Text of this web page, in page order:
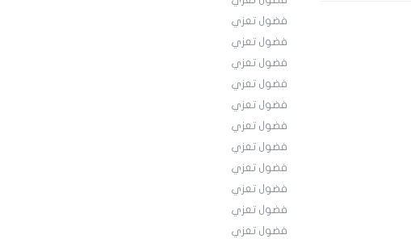
فضول تعزي
فضول تعزي
فضول تعزي
فضول تعزي
فضول تعزي
فضول تعزي
فضول تعزي
فضول تعزي
فضول تعزي
فضول تعزي
فضول تعزي